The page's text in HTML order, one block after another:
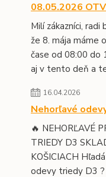
08.05.2026
Milí zákazníci, radi
že 8. mája máme
čase od 08:00 do
aj v tento deň a
16.04.2026
Nehorľavé
🔥 NEHORĽAVÉ
TRIEDY D3
KOŠICIACH
odevy triedy D3 ?